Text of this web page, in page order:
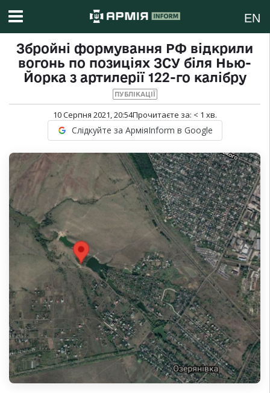
EN
Збройні формування РФ відкрили
вогонь по позиціях ЗСУ біля Нью-
Йорка з артилерії 122-го калібру
ПУБЛІКАЦІЇ
10 Серпня 2021, 20:54Прочитаєте за: < 1 хв.
Слідкуйте за АрміяInform в Google